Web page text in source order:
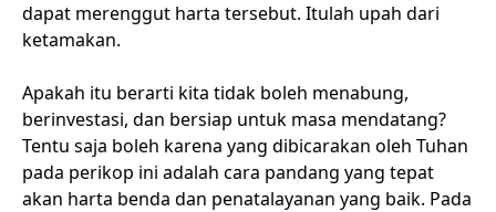
dapat merenggut harta tersebut. Itulah upah dari
ketamakan.
Apakah itu berarti kita tidak boleh menabung,
berinvestasi, dan bersiap untuk masa mendatang?
Tentu saja boleh karena yang dibicarakan oleh Tuhan
pada perikop ini adalah cara pandang yang tepat
akan harta benda dan penatalayanan yang baik. Pada